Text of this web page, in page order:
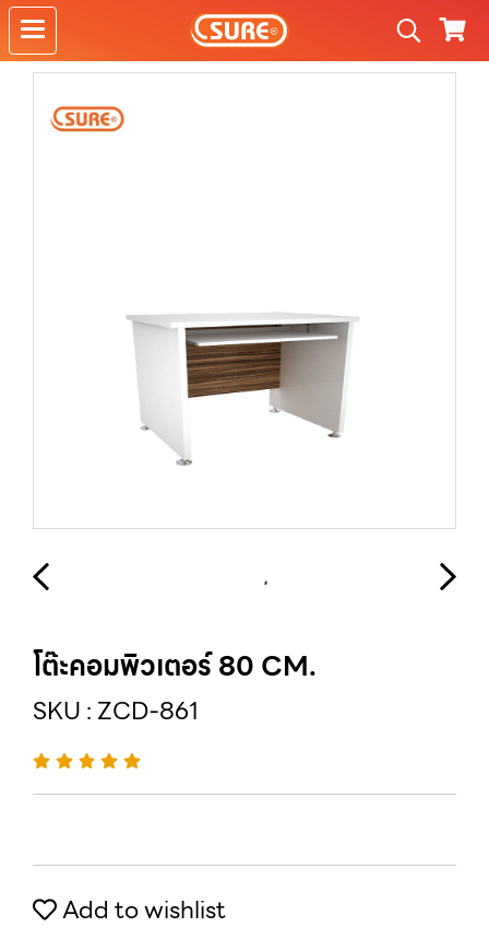
โต๊ะคอมพิวเตอร์ 80 CM.
SKU : ZCD-861
Add to wishlist